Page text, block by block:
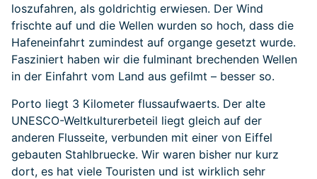
loszufahren, als goldrichtig erwiesen. Der Wind
frischte auf und die Wellen wurden so hoch, dass die
Hafeneinfahrt zumindest auf organge gesetzt wurde.
Fasziniert haben wir die fulminant brechenden Wellen
in der Einfahrt vom Land aus gefilmt – besser so.
Porto liegt 3 Kilometer flussaufwaerts. Der alte
UNESCO-Weltkulturerbeteil liegt gleich auf der
anderen Flusseite, verbunden mit einer von Eiffel
gebauten Stahlbruecke. Wir waren bisher nur kurz
dort, es hat viele Touristen und ist wirklich sehr